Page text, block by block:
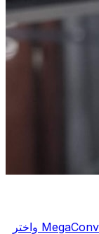
لتحويل CSV إلى Excel، ارفع .csv إلى MegaConvert.io واختر